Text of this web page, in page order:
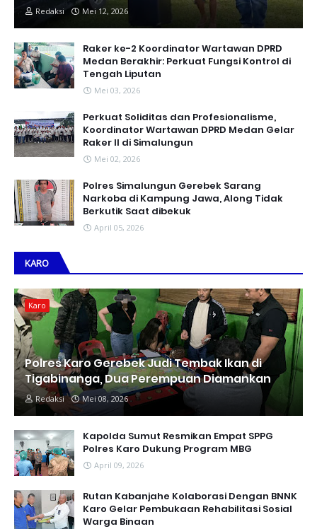
Redaksi Mei 12, 2026
Raker ke-2 Koordinator Wartawan DPRD
Medan Berakhir: Perkuat Fungsi Kontrol di
Tengah Liputan
Mei 03, 2026
Perkuat Soliditas dan Profesionalisme,
Koordinator Wartawan DPRD Medan Gelar
Raker II di Simalungun
Mei 02, 2026
Polres Simalungun Gerebek Sarang
Narkoba di Kampung Jawa, Along Tidak
Berkutik Saat dibekuk
April 05, 2026
KARO
Karo
Polres Karo Gerebek Judi Tembak Ikan di
Tigabinanga, Dua Perempuan Diamankan
Redaksi Mei 08, 2026
Kapolda Sumut Resmikan Empat SPPG
Polres Karo Dukung Program MBG
April 09, 2026
Rutan Kabanjahe Kolaborasi Dengan BNNK
Karo Gelar Pembukaan Rehabilitasi Sosial
Warga Binaan